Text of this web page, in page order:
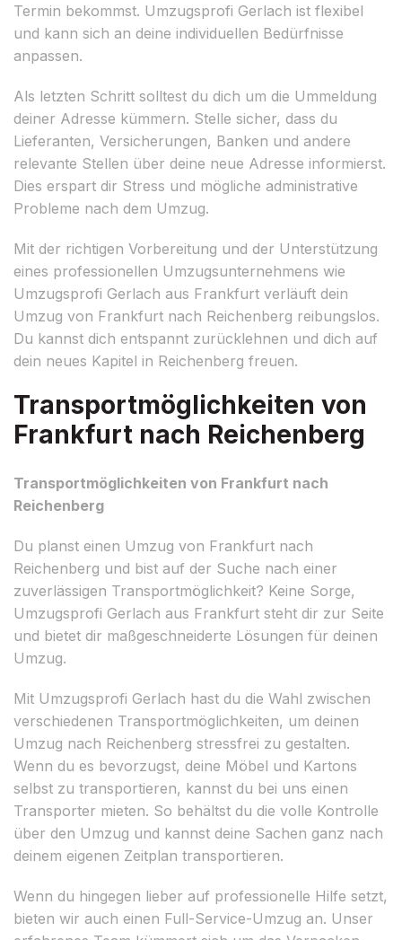
Termin bekommst. Umzugsprofi Gerlach ist flexibel
und kann sich an deine individuellen Bedürfnisse
anpassen.
Als letzten Schritt solltest du dich um die Ummeldung
deiner Adresse kümmern. Stelle sicher, dass du
Lieferanten, Versicherungen, Banken und andere
relevante Stellen über deine neue Adresse informierst.
Dies erspart dir Stress und mögliche administrative
Probleme nach dem Umzug.
Mit der richtigen Vorbereitung und der Unterstützung
eines professionellen Umzugsunternehmens wie
Umzugsprofi Gerlach aus Frankfurt verläuft dein
Umzug von Frankfurt nach Reichenberg reibungslos.
Du kannst dich entspannt zurücklehnen und dich auf
dein neues Kapitel in Reichenberg freuen.
Transportmöglichkeiten von
Frankfurt nach Reichenberg
Transportmöglichkeiten von Frankfurt nach
Reichenberg
Du planst einen Umzug von Frankfurt nach
Reichenberg und bist auf der Suche nach einer
zuverlässigen Transportmöglichkeit? Keine Sorge,
Umzugsprofi Gerlach aus Frankfurt steht dir zur Seite
und bietet dir maßgeschneiderte Lösungen für deinen
Umzug.
Mit Umzugsprofi Gerlach hast du die Wahl zwischen
verschiedenen Transportmöglichkeiten, um deinen
Umzug nach Reichenberg stressfrei zu gestalten.
Wenn du es bevorzugst, deine Möbel und Kartons
selbst zu transportieren, kannst du bei uns einen
Transporter mieten. So behältst du die volle Kontrolle
über den Umzug und kannst deine Sachen ganz nach
deinem eigenen Zeitplan transportieren.
Wenn du hingegen lieber auf professionelle Hilfe setzt,
bieten wir auch einen Full-Service-Umzug an. Unser